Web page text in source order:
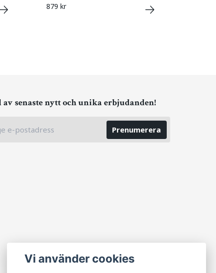
879 kr
av senaste nytt och unika erbjudanden!
Prenumerera
Vi använder cookies